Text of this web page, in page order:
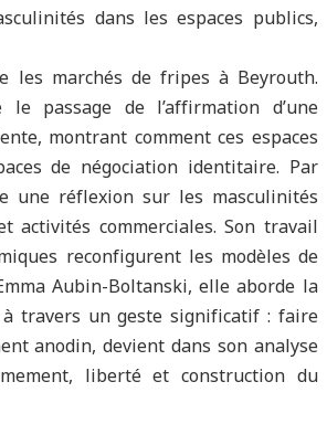
dans les espaces publics,
les marchés de fripes à Beyrouth.
passage de l’affirmation d’une
montrant comment ces espaces
de négociation identitaire. Par
une réflexion sur les masculinités
commerciales. Son travail
reconfigurent les modèles de
Aubin-Boltanski, elle aborde la
travers un geste significatif : faire
anodin, devient dans son analyse
liberté et construction du